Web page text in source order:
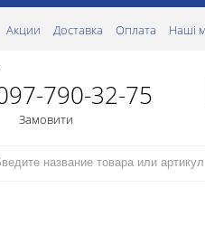
Акции Доставка Оплата Наші
790-32-75